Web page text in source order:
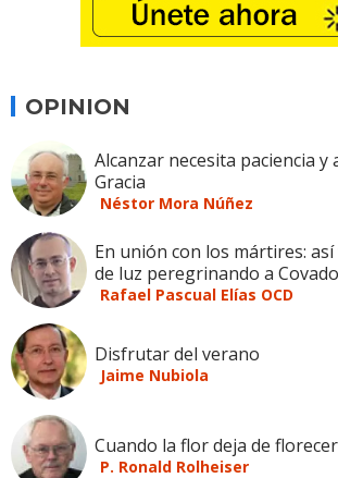
OPINION
Alcanzar necesita paciencia y
Gracia
Néstor Mora Núñez
En unión con los mártires:
de luz peregrinando a
Rafael Pascual Elías OCD
Disfrutar del verano
Jaime Nubiola
Cuando la flor deja de florecer
P. Ronald Rolheiser